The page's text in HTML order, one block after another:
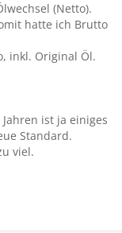
sich dem
noch
die Teile nicht
nur noch ein
(Netto).
hatte ich Brutto
inkl. Original Öl.
ist ja einiges
Standard.
viel.